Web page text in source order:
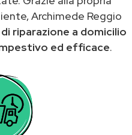
Archimede Reggio
riparazione a domicilio
ed efficace.